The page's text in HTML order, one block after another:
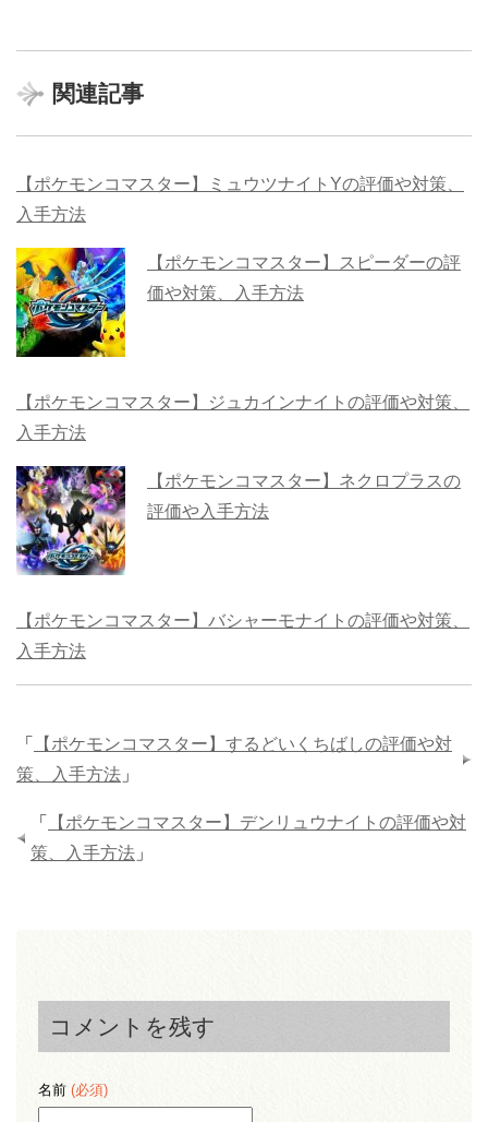
関連記事
【ポケモンコマスター】ミュウツナイトYの評価や対策、
入手方法
【ポケモンコマスター】スピーダーの評
価や対策、入手方法
【ポケモンコマスター】ジュカインナイトの評価や対策、
入手方法
【ポケモンコマスター】ネクロプラスの
評価や入手方法
【ポケモンコマスター】バシャーモナイトの評価や対策、
入手方法
「
【ポケモンコマスター】するどいくちばしの評価や対
策、入手方法 」
「
【ポケモンコマスター】デンリュウナイトの評価や対
策、入手方法 」
コメントを残す
名前 (必須)